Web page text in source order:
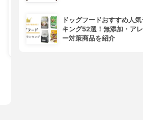
ウォーターオーブン ヘルシオ
AX-XW600
3.91(5)
¥113,405
過熱
ドッグフードおすすめ人
キング52選！無添加・ア
ー対策商品を紹介